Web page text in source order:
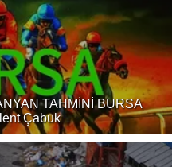
TAHMİNİ BURSA
Çabuk